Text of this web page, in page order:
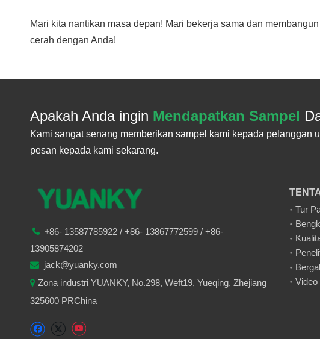
Mari kita nantikan masa depan! Mari bekerja sama dan
cerah dengan Anda!
Apakah Anda ingin Mendapatkan Sampel
Kami sangat senang memberikan sampel kami kepada pelanggan
pesan kepada kami sekarang.
 +86- 13587785922 / +86- 13867772599 / +86-
13905874202
 jack@yuanky.com
 Zona industri YUANKY, No.298, Weft19, Yueqing, Zhejiang
325600 PRChina
Tur
Video